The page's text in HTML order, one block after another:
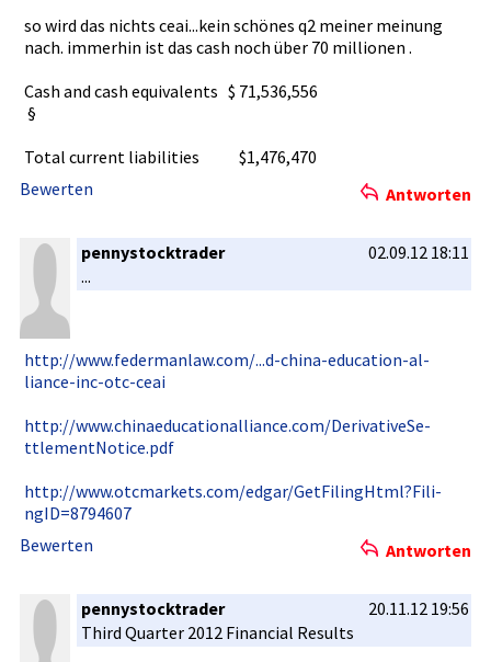
so wird das nichts ceai...kei­n schönes q2 meiner meinung
nach. immerhin ist das cash noch über 70 millionen .
Cash and cash equivalent­s $ 71,536,556­
§
Total current liabilitie­s $1,47­6,470
Bewerten
Antworten
pennystocktrader
02.09.12 18:11
...
http://www­.federmanl­aw.com/...­d-china-ed­ucation-al­
liance-inc­-otc-ceai
http://www­.chinaeduc­ationallia­nce.com/De­rivativeSe­
ttlementNo­tice.pdf
http://www­.otcmarket­s.com/edga­r/GetFilin­gHtml?Fili­
ngID=87946­07
Bewerten
Antworten
pennystocktrader
20.11.12 19:56
Third Quarter 2012 Financial Results